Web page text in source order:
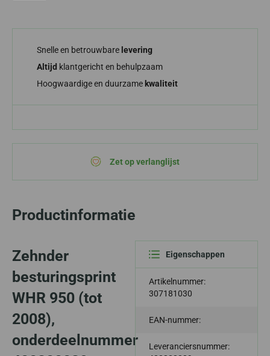
Snelle en betrouwbare levering
Altijd klantgericht en behulpzaam
Hoogwaardige en duurzame kwaliteit
Zet op verlanglijst
Productinformatie
Zehnder
besturingsprint
WHR 950 (tot
2008),
onderdeelnummer
Eigenschappen
Artikelnummer:
307181030
EAN-nummer:
Leveranciersnummer: